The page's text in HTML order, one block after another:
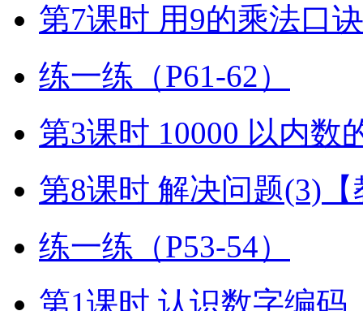
第7课时 用9的乘法口
练一练（P61-62）
第3课时 10000 以内数
第8课时 解决问题(3)
练一练（P53-54）
第1课时 认识数字编码